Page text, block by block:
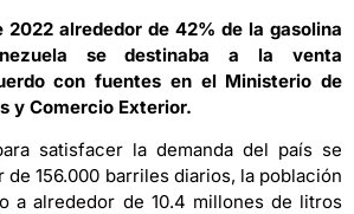
2022 alrededor de 42% de la gasolina
se destinaba a la venta
con fuentes en el Ministerio de
y Comercio Exterior.
satisfacer la demanda del país se
156.000 barriles diarios, la población
a alrededor de 10.4 millones de litros